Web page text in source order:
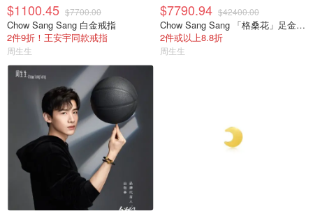
$1100.45 $7700.00
Chow Sang Sang 白金戒指
2件9折！王安宇同款戒指
周生生
$7790.94 $42400.00
Chow Sang Sang 「格桑花」足金鑽石手鐲
2件或以上8.8折
周生生